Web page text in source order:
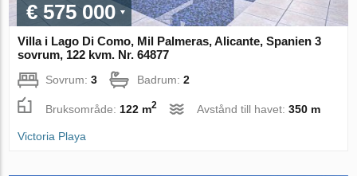
€ 575 000
Villa i Lago Di Como, Mil Palmeras, Alicante, Spanien 3
sovrum, 122 kvm. Nr. 64877
Sovrum:3 Badrum:2
Bruksområde: 122 m2 Avstånd till havet:350 m
Victoria Playa